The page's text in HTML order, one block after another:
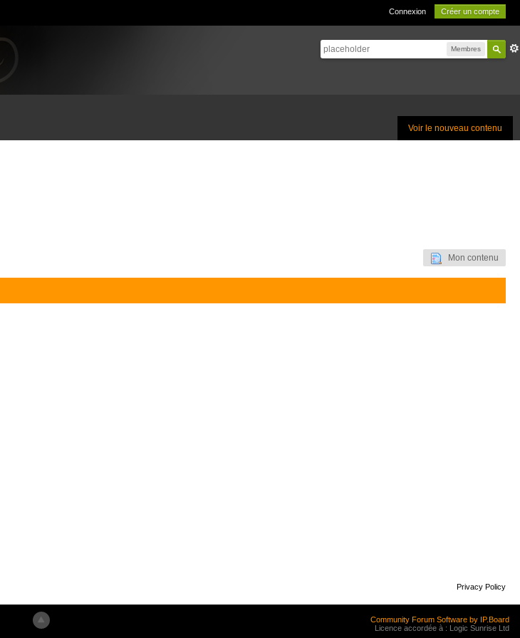
Connexion Créer un compte
Membres
Voir le nouveau contenu
Mon contenu
Privacy Policy
Community Forum Software by IP.Board
Licence accordée à : Logic Sunrise Ltd